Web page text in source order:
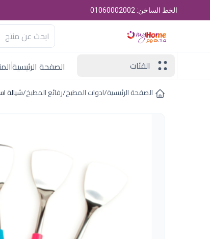
الخط الساخن: 01060002002
الفئات
الصفحة الرئيسية
الصفحة الرئيسية/ادوات المطبخ/رفائع المطبخ/شيالة